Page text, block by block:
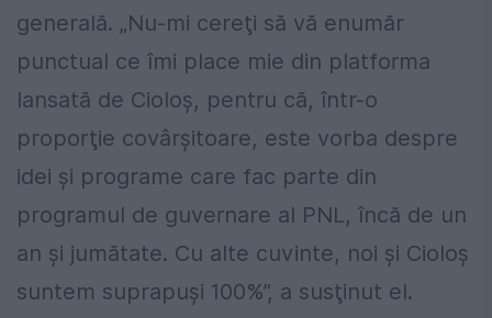
generală. „Nu-mi cereţi să vă enumăr
punctual ce îmi place mie din platforma
lansată de Cioloş, pentru că, într-o
proporţie covârşitoare, este vorba despre
idei şi programe care fac parte din
programul de guvernare al PNL, încă de un
an şi jumătate. Cu alte cuvinte, noi şi Cioloş
suntem suprapuşi 100%”, a susţinut el.